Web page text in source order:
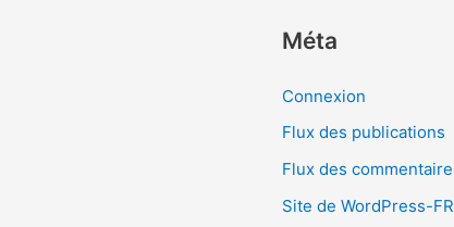
Méta
Connexion
Flux des publications
Flux des
Site de WordPress-FR